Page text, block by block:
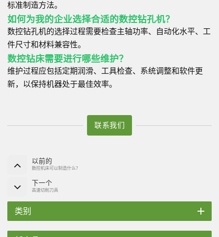
标准制造方法。
如何为我的企业选择合适的数控钻孔机？
数控钻孔机的选择过程需要检查主轴功率、自动化水平、工
件尺寸和材料兼容性。
数控钻床需要进行哪些维护？
维护过程应包括定期润滑、工具检查、系统调整和软件更
新，以保持机器处于最佳效率。
联系我们
以前的
数控机床可以制造什么？
下一个
高速切削刀具
类别